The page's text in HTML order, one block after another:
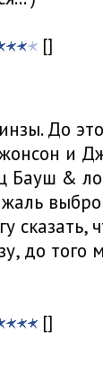
[]
До
и
Бауш &
сказать,
до того
[]